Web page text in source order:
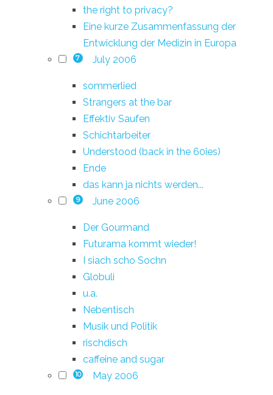
the right to privacy?
Eine kurze Zusammenfassung der
Entwicklung der Medizin in Europa
7 July 2006
sommerlied
Strangers at the bar
Effektiv Saufen
Schichtarbeiter
Understood (back in the 60ies)
Ende
das kann ja nichts werden...
9 June 2006
Der Gourmand
Futurama kommt wieder!
I siach scho Sochn
Globuli
u.a.
Nebentisch
Musik und Politik
rischdisch
caffeine and sugar
10 May 2006